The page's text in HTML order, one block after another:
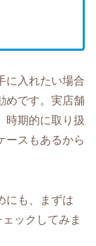
に入れたい場合
めです。実店舗
時期的に取り扱
ースもあるから
にも、まずは
ックしてみま